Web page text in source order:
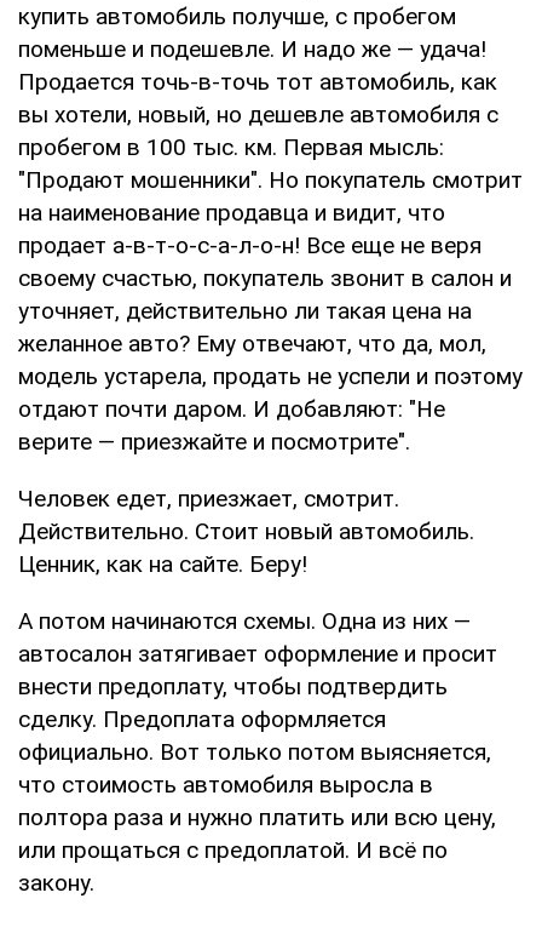
купить автомобиль получше, с пробегом
поменьше и подешевле. И надо же — удача!
Продается точь-в-точь тот автомобиль, как
вы хотели, новый, но дешевле автомобиля с
пробегом в 100 тыс. км. Первая мысль:
"Продают мошенники". Но покупатель смотрит
на наименование продавца и видит, что
продает а-в-т-о-с-а-л-о-н! Все еще не веря
своему счастью, покупатель звонит в салон и
уточняет, действительно ли такая цена на
желанное авто? Ему отвечают, что да, мол,
модель устарела, продать не успели и поэтому
отдают почти даром. И добавляют: "Не
верите — приезжайте и посмотрите".
Человек едет, приезжает, смотрит.
Действительно. Стоит новый автомобиль.
Ценник, как на сайте. Беру!
А потом начинаются схемы. Одна из них —
автосалон затягивает оформление и просит
внести предоплату, чтобы подтвердить
сделку. Предоплата оформляется
официально. Вот только потом выясняется,
что стоимость автомобиля выросла в
полтора раза и нужно платить или всю цену,
или прощаться с предоплатой. И всё по
закону.